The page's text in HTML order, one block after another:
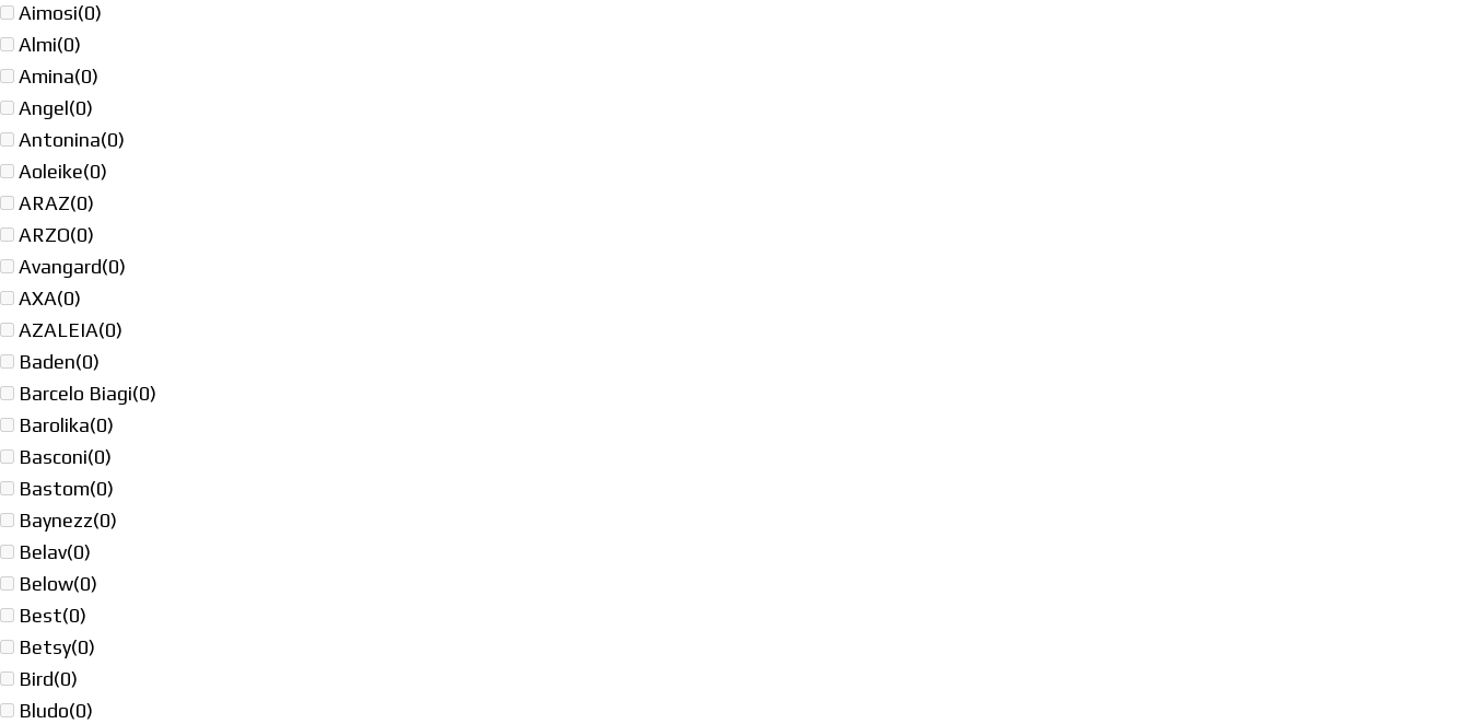
Aimosi(0)
Almi(0)
Amina(0)
Angel(0)
Antonina(0)
Aoleike(0)
ARAZ(0)
ARZO(0)
Avangard(0)
AXA(0)
AZALEIA(0)
Baden(0)
Barcelo Biagi(0)
Barolika(0)
Basconi(0)
Bastom(0)
Baynezz(0)
Belav(0)
Below(0)
Best(0)
Betsy(0)
Bird(0)
Bludo(0)